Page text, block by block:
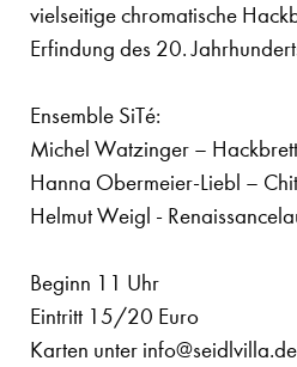
vielseitige chromatische
Erfindung des 20.
Ensemble SiTé:
Michel Watzinger – Hackbrett
Hanna Obermeier-Liebl –
Helmut Weigl -
Beginn 11 Uhr
Eintritt 15/20 Euro
Karten unter info@seidlvilla.de